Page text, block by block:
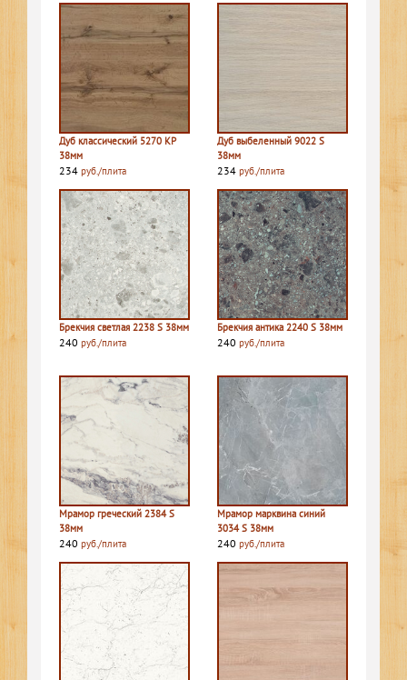
Дуб классический 5270 КР
38мм
234 руб./плита
Дуб выбеленный 9022 S
38мм
234 руб./плита
Брекчия светлая 2238 S 38мм
240 руб./плита
Брекчия антика 2240 S 38мм
240 руб./плита
Мрамор греческий 2384 S
38мм
240 руб./плита
Мрамор марквина синий
3034 S 38мм
240 руб./плита